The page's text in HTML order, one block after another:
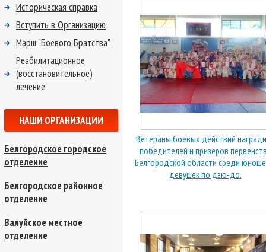
Ветераны боевых действий
победителей и призеров
Белгородской области среди
девушек по дзю-до.
Историческая справка
Вступить в Организацию
Марш "Боевого Братства"
Реабилитационное
(восстановительное)
лечение
НАШИ ОРГАНИЗАЦИИ
Белгородское городское
отделение
Белгородское районное
отделение
Валуйское местное
отделение